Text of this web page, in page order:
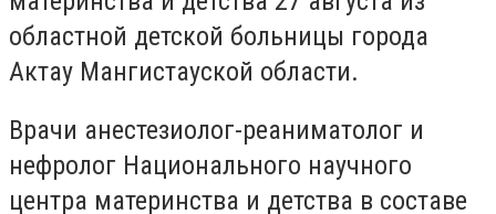
областной детской больницы города
Актау Мангистауской области.
Врачи анестезиолог-реаниматолог и
нефролог Национального научного
центра материнства и детства в составе